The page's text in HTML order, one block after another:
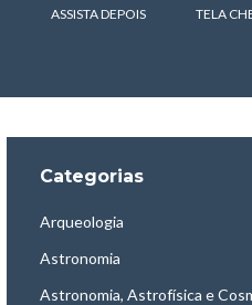
ASSISTA DEPOIS TELA
Categorias
Arqueologia
Astronomia
Astronomia, Astrofísica e